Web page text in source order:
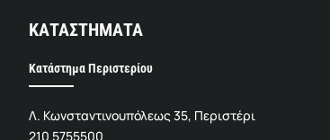
ΚΑΤΑΣΤΗΜΑΤΑ
Κατάστημα Περιστερίου
Λ. Κωνσταντινουπόλεως 35, Περιστέρι
210 5755500